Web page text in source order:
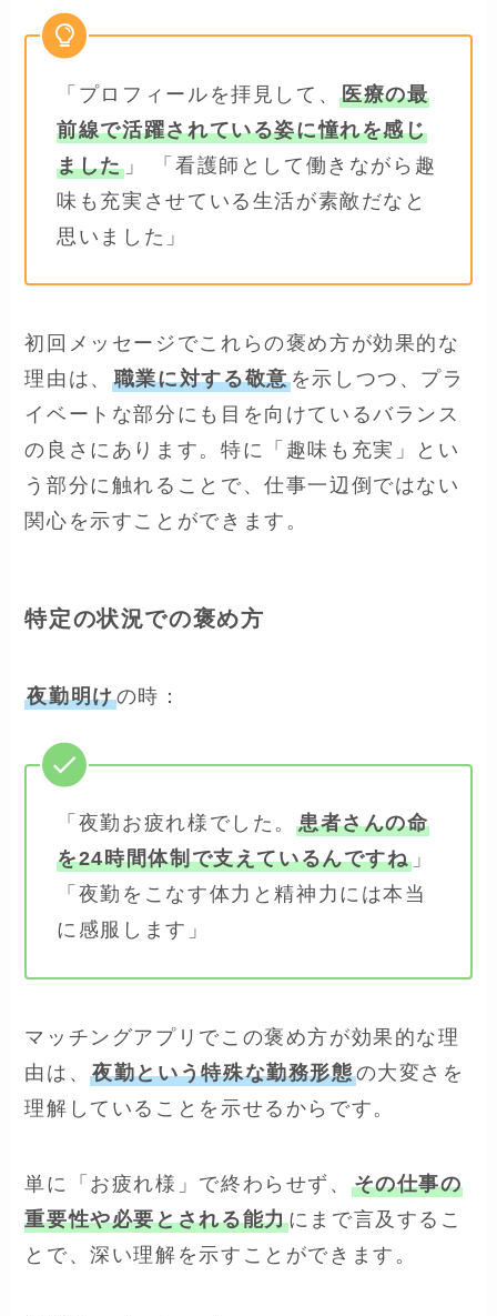
「プロフィールを拝見して、医療の最
前線で活躍されている姿に憧れを感じ
ました 」 「看護師として働きながら趣
味も充実させている生活が素敵だなと
思いました」
初回メッセージでこれらの褒め方が効果的な
理由は、 職業に対する敬意を示しつつ、プラ
イベートな部分にも目を向けているバランス
の良さにあります。特に「趣味も充実」とい
う部分に触れることで、仕事一辺倒ではない
関心を示すことができます。
特定の状況での褒め方
夜勤明けの時：
「夜勤お疲れ様でした。患者さんの命
を24時間体制で支えているんですね」
「夜勤をこなす体力と精神力には本当
に感服します」
マッチングアプリでこの褒め方が効果的な理
由は、夜勤という特殊な勤務形態の大変さを
理解していることを示せるからです。
単に「お疲れ様」で終わらせず、 その仕事の
重要性や必要とされる能力にまで言及するこ
とで、深い理解を示すことができます。